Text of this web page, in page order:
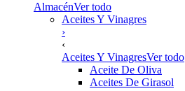
AlmacénVer todo
Aceites Y Vinagres
›
‹
Aceites Y VinagresVer todo
Aceite De Oliva
Aceites De Girasol